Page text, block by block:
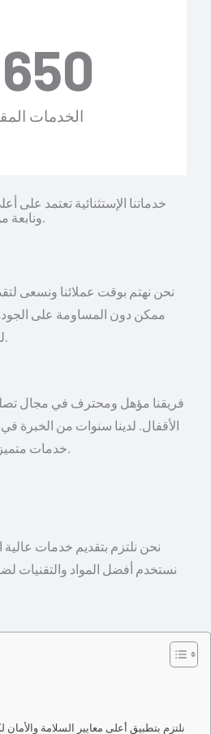
الخدمات
خدماتنا الإستثنائية تعتمد على
ونابعة من إلتزامنا بمعايير الشركة. ​
نحن نهتم بوقت عملائنا ونسعى
ممكن دون المساومة على
.
فريقنا مؤهل ومحترف في مجال
الأقفال. لدينا سنوات من الخبرة
خدمات.
نحن نلتزم بتقديم خدمات عالية
نستخدم أفضل المواد والتقنيات
نلتزم بتطبيق أعلى معايير السلامة